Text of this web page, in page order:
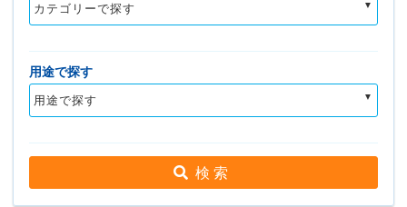
カテゴリーで探す
用途で探す
用途で探す
検 索